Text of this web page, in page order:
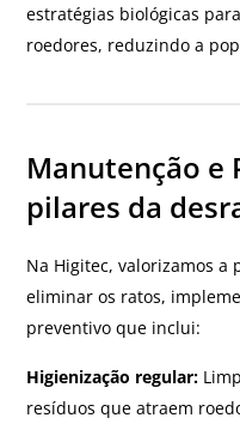
estratégias biológicas
roedores, reduzindo a
Manutenção e
pilares da
Na Higitec, valorizamos a
eliminar os ratos,
preventivo que inclui:
Higienização regular:
resíduos que atraem